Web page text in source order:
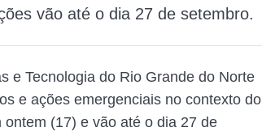
vão até o dia 27 de setembro.
e Tecnologia do Rio Grande do Norte
e ações emergenciais no contexto do
(17) e vão até o dia 27 de